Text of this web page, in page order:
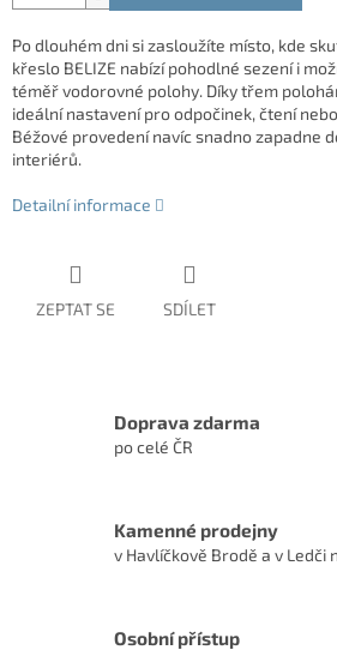
Po dlouhém dni si zasloužíte místo, kde
křeslo BELIZE nabízí pohodlné sezení i
téměř vodorovné polohy. Díky třem
ideální nastavení pro odpočinek, čtení
Béžové provedení navíc snadno zapadne
interiérů.
Detailní informace
ZEPTAT SE SDÍLET
Doprava zdarma
po celé ČR
Kamenné prodejny
v Havlíčkově Brodě a v Ledči
Osobní přístup